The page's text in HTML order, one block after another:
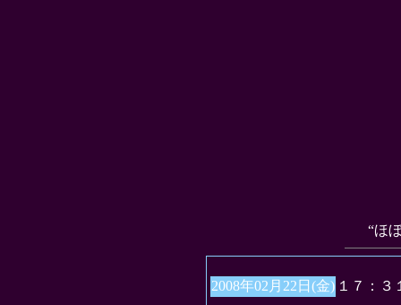
“ほ
2008年02月22日(金) １７：３